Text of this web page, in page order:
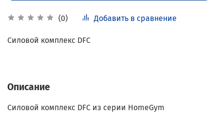
(0) Добавить в сравнение
Силовой комплекс DFC
Описание
Силовой комплекс DFC из серии HomeGym